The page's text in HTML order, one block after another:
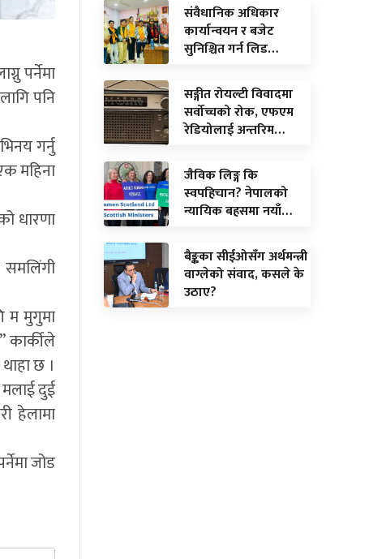
पर्नेमा
पनि
गर्नु
महिना
धारणा
म मुगुमा
छ ।
दुई
हेलामा
जोड
संवैधानिक अधिकार
कार्यान्वयन र बजेट
सुनिश्चित गर्न लिड…
सङ्गीत रोयल्टी विवादमा
सर्वोच्चको रोक, एफएम
रेडियोलाई अन्तरिम…
जैविक लिङ्ग कि
स्वपहिचान? नेपालको
न्यायिक बहसमा नयाँ…
बैङ्कका सीईओसँग अर्थमन्त्री
वाग्लेको संवाद, कसले के
उठाए?